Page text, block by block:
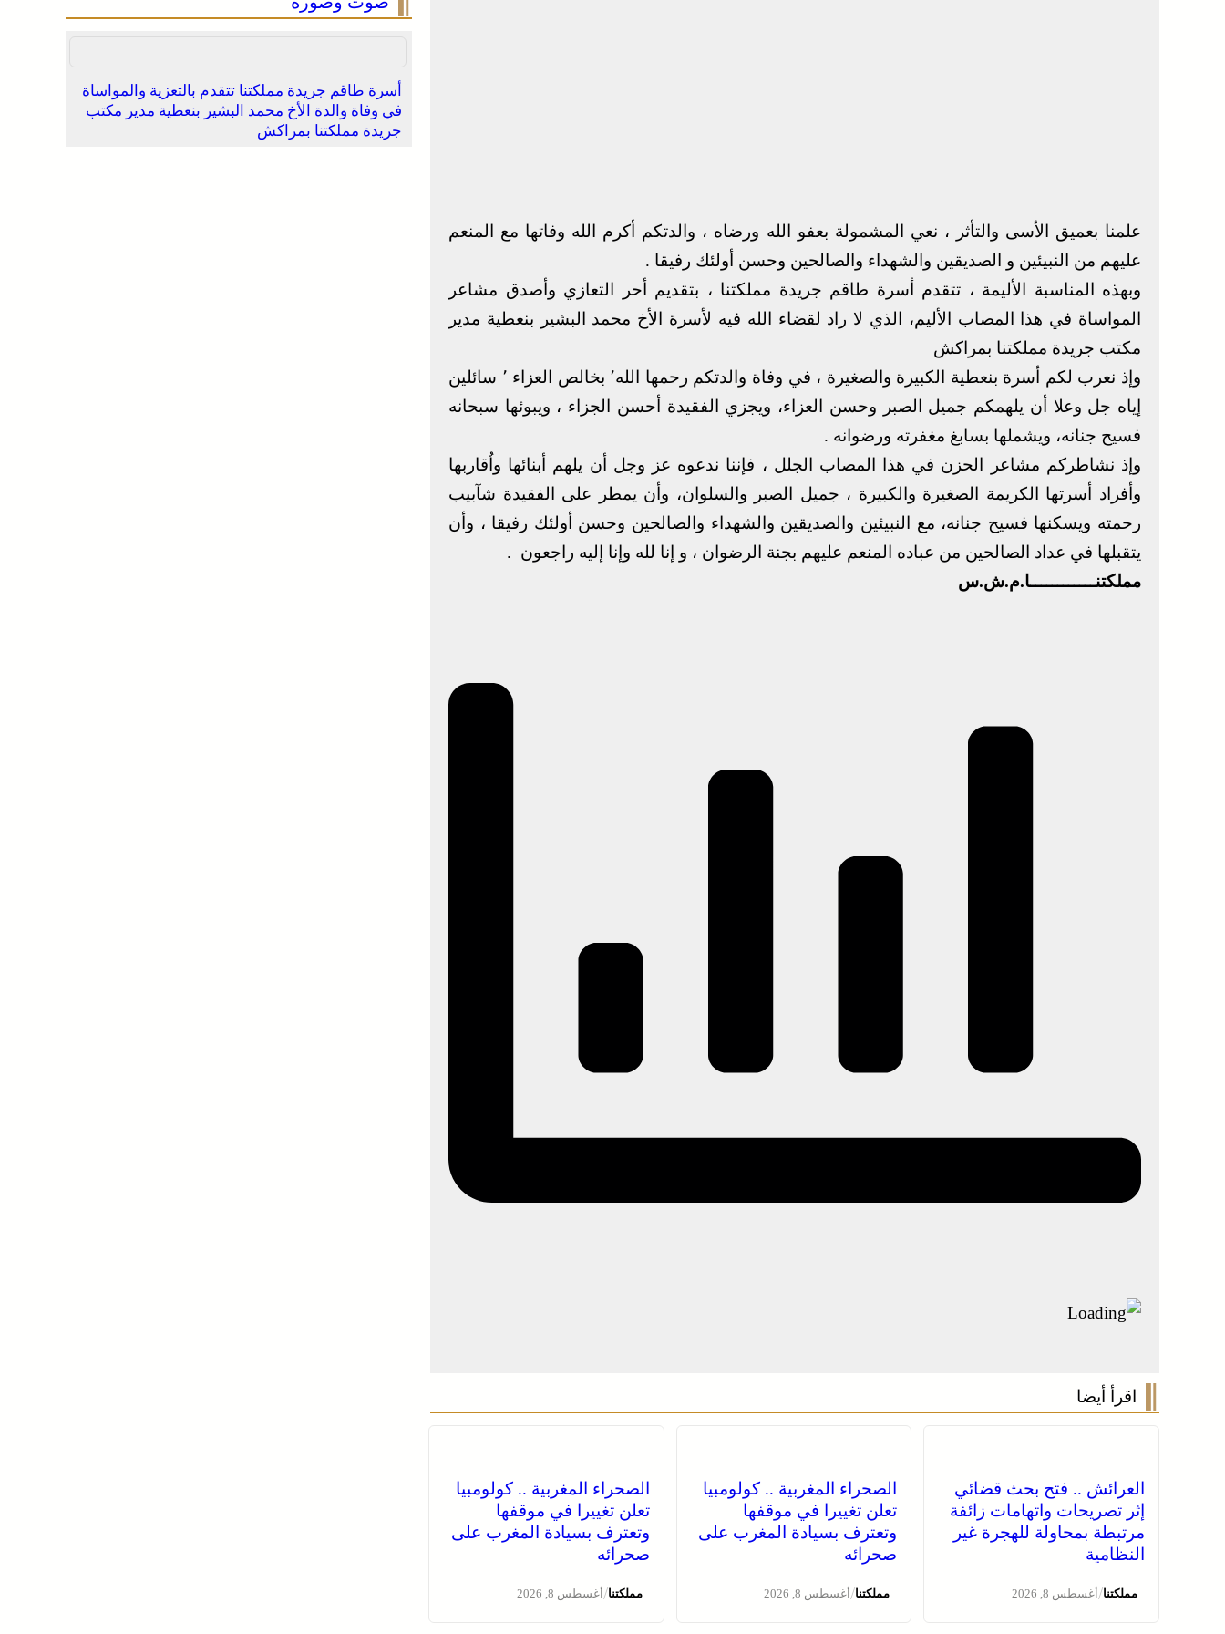
علمنا بعميق الأسى والتأثر ، نعي المشمولة بعفو الله ورضاه ، والدتكم أكرم الله وفاتها مع المنعم
عليهم من النبيئين و الصديقين والشهداء والصالحين وحسن أولئك رفيقا .
وبهذه المناسبة الأليمة ، تتقدم أسرة طاقم جريدة مملكتنا ، بتقديم أحر التعازي وأصدق مشاعر
المواساة في هذا المصاب الأليم، الذي لا راد لقضاء الله فيه لأسرة الأخ محمد البشير بنعطية مدير
مكتب جريدة مملكتنا بمراكش
وإذ نعرب لكم أسرة بنعطية الكبيرة والصغيرة ، في وفاة والدتكم رحمها الله٬ بخالص العزاء ٬ سائلين
إياه جل وعلا أن يلهمكم جميل الصبر وحسن العزاء، ويجزي الفقيدة أحسن الجزاء ، ويبوئها سبحانه
فسيح جنانه، ويشملها بسابغ مغفرته ورضوانه .
وإذ نشاطركم مشاعر الحزن في هذا المصاب الجلل ، فإننا ندعوه عز وجل أن يلهم أبنائها واٌقاربها
وأفراد أسرتها الكريمة الصغيرة والكبيرة ، جميل الصبر والسلوان، وأن يمطر على الفقيدة شآبيب
رحمته ويسكنها فسيح جنانه، مع النبيئين والصديقين والشهداء والصالحين وحسن أولئك رفيقا ، وأن
يتقبلها في عداد الصالحين من عباده المنعم عليهم بجنة الرضوان ، و إنا لله وإنا إليه راجعون .
مملكتنــــــــــــا.م.ش.س
اقرأ أيضا
العرائش .. فتح بحث قضائي
إثر تصريحات واتهامات زائفة
مرتبطة بمحاولة للهجرة غير
النظامية
مملكتنا/أغسطس 8, 2026
الصحراء المغربية .. كولومبيا
تعلن تغييرا في موقفها
وتعترف بسيادة المغرب على
صحرائه
مملكتنا/أغسطس 8, 2026
الصحراء المغربية .. كولومبيا
تعلن تغييرا في موقفها
وتعترف بسيادة المغرب على
صحرائه
مملكتنا/أغسطس 8, 2026
أسرة طاقم جريدة مملكتنا تتقدم بالتعزية والمواساة
في وفاة والدة الأخ محمد البشير بنعطية مدير مكتب
جريدة مملكتنا بمراكش